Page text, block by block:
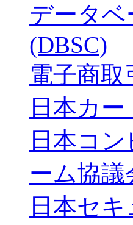
データ
(DBSC)
電子商
日本カ
日本コ
ーム協
日本セ